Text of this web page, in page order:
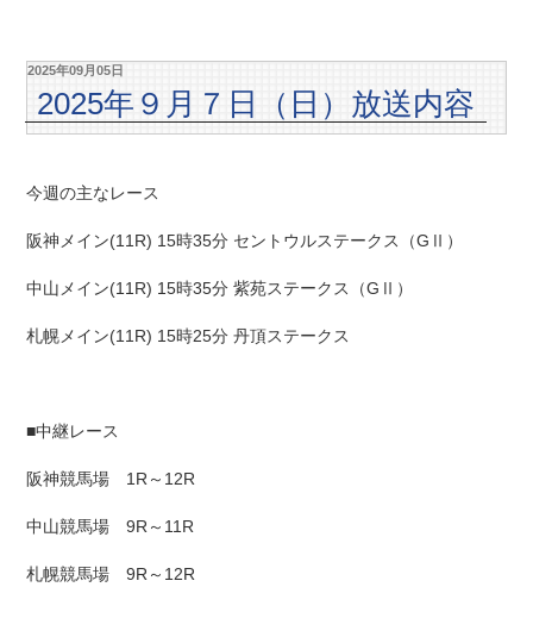
2025年09月05日
2025年９月７日（日）放送内容
今週の主なレース
阪神メイン(11R) 15時35分 セントウルステークス（GⅡ）
中山メイン(11R) 15時35分 紫苑ステークス（GⅡ）
札幌メイン(11R) 15時25分 丹頂ステークス
■中継レース
阪神競馬場 1R～12R
中山競馬場 9R～11R
札幌競馬場 9R～12R